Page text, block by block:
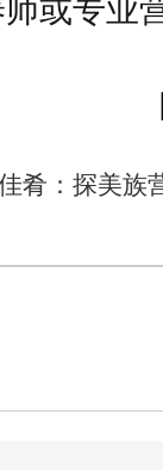
或专业
肴：探美族